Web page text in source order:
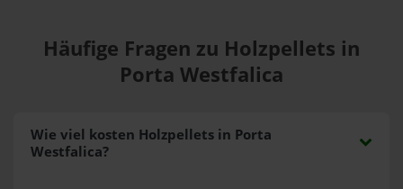
Häufige Fragen zu Holzpellets in
Porta Westfalica
Wie viel kosten Holzpellets in Porta
Westfalica?